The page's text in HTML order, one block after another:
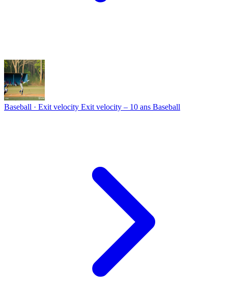
Baseball · Exit velocity Exit velocity – 10 ans Baseball